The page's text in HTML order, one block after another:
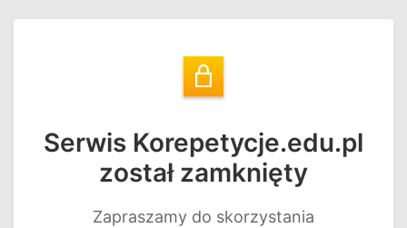
Serwis Korepetycje.edu.pl
został zamknięty
Zapraszamy do skorzystania